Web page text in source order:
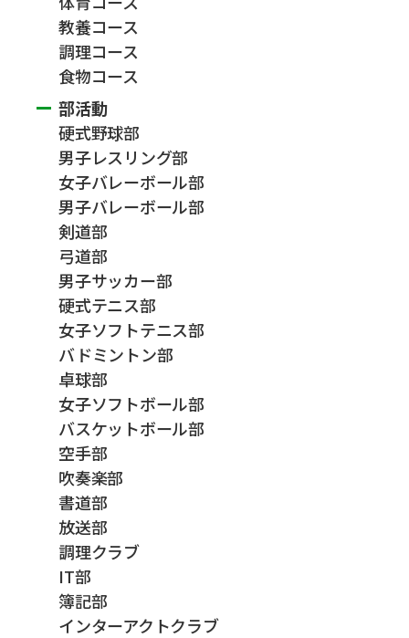
教養コース
調理コース
食物コース
部活動
硬式野球部
男子レスリング部
女子バレーボール部
男子バレーボール部
剣道部
弓道部
男子サッカー部
硬式テニス部
女子ソフトテニス部
バドミントン部
卓球部
女子ソフトボール部
バスケットボール部
空手部
吹奏楽部
書道部
放送部
調理クラブ
IT部
簿記部
インターアクトクラブ